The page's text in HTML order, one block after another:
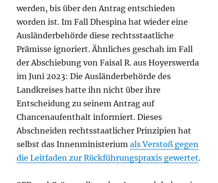
werden, bis über den Antrag entschieden
worden ist. Im Fall Dhespina hat wieder eine
Ausländerbehörde diese rechtsstaatliche
Prämisse ignoriert. Ähnliches geschah im Fall
der Abschiebung von Faisal R. aus Hoyerswerda
im Juni 2023: Die Ausländerbehörde des
Landkreises hatte ihn nicht über ihre
Entscheidung zu seinem Antrag auf
Chancenaufenthalt informiert. Dieses
Abschneiden rechtsstaatlicher Prinzipien hat
selbst das Innenministeriumals Verstoß gegen
die Leitfaden zur Rückführungspraxis gewertet.